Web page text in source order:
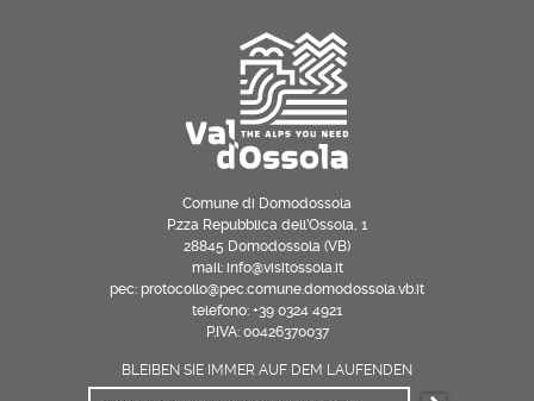
Comune di Domodossola
P.zza Repubblica dell’Ossola, 1
28845 Domodossola (VB)
mail: info@visitossola.it
pec: protocollo@pec.comune.domodossola.vb.it
telefono: +39 0324 4921
P.IVA: 00426370037
BLEIBEN SIE IMMER AUF DEM LAUFENDEN